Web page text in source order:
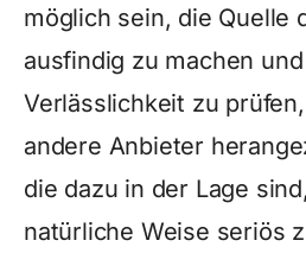
möglich sein, die Quelle
ausfindig zu machen
Verlässlichkeit zu
andere Anbieter
die dazu in der Lage
natürliche Weise seriös